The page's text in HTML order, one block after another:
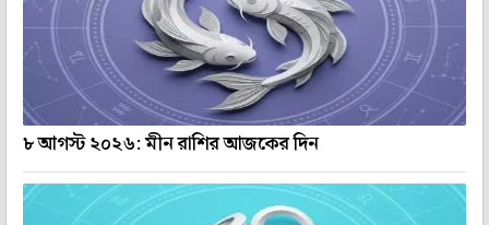
৮ আগস্ট ২০২৬: মীন রাশির আজকের দিন